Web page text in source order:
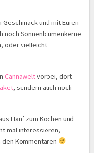
und mit Euren
noch Sonnenblumenkerne
oder vielleicht
Cannaweltvorbei, dort
, sondern auch noch
Hanf zum Kochen und
mal interessieren,
Kommentaren